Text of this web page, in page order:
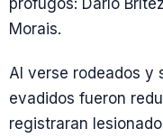
Morais.
Al verse rodeados y
evadidos fueron
registraran